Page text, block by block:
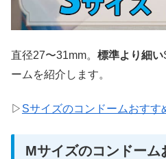
直径27〜31mm。 標準より細い
ームを紹介します。
▷ Sサイズのコンドームおすす
Mサイズのコンドーム